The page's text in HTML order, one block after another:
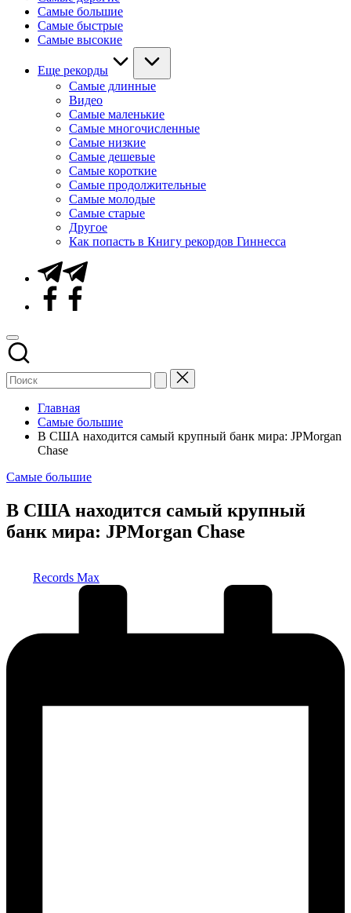
Самые большие
Самые быстрые
Самые высокие
Еще рекорды
Самые длинные
Видео
Самые маленькие
Самые многочисленные
Самые низкие
Самые дешевые
Самые короткие
Самые продолжительные
Самые молодые
Самые старые
Другое
Как попасть в Книгу рекордов Гиннесса
Telegram
Facebook
Главная
Самые большие
В США находится самый крупный банк мира: JPMorgan
Chase
Опубликовано
Самые большие
В США находится самый крупный
банк мира: JPMorgan Chase
Records Max